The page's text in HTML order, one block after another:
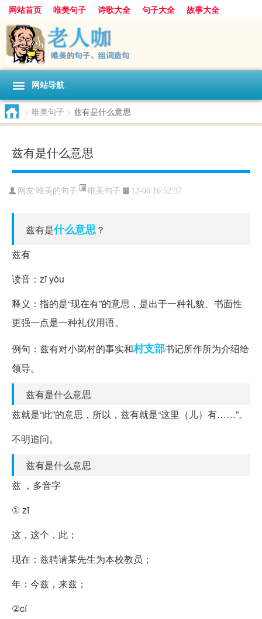
网站首页 唯美句子 诗歌大全 句子大全
故事大全
人生感悟
其他美文 美文欣赏
感人故事
句子分类
网站导航
> 唯美句子 > 兹有是什么意思
兹有是什么意思
网友: 唯美的句子 唯美句子 12-06 16:52:37
兹有是什么意思？
兹有
读音：zī yǒu
释义：指的是“现在有”的意思，是出于一种礼貌、书面性
更强一点是一种礼仪用语。
例句：兹有对小岗村的事实和村支部书记所作所为介绍给
领导。
兹有是什么意思
兹就是“此”的意思，所以，兹有就是“这里（儿）有……”。
不明追问。
兹有是什么意思
兹 ，多音字
① zī
这，这个，此；
现在：兹聘请某先生为本校教员；
年：今兹，来兹；
②cí